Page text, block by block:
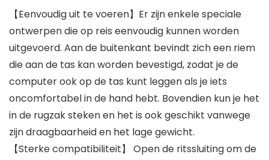
【Eenvoudig uit te voeren】Er zijn enkele speciale
ontwerpen die op reis eenvoudig kunnen worden
uitgevoerd. Aan de buitenkant bevindt zich een riem
die aan de tas kan worden bevestigd, zodat je de
computer ook op de tas kunt leggen als je iets
oncomfortabel in de hand hebt. Bovendien kun je het
in de rugzak steken en het is ook geschikt vanwege
zijn draagbaarheid en het lage gewicht.
【Sterke compatibiliteit】 Open de ritssluiting om de